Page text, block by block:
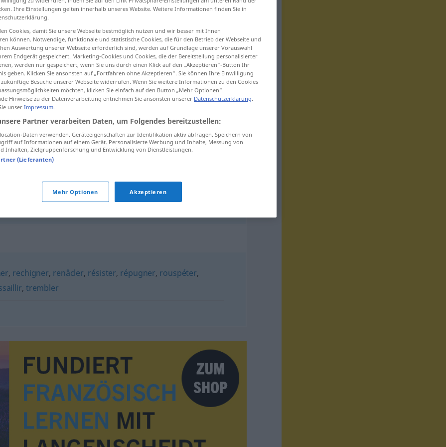
fairetiquerqn
sans tiquer
, rechigner, renâcler, résister, répugner, rouspéter,
, trembler
Ihre Einstellungen gelten innerhalb unseres Website. Weitere Informationen finden Sie in
Cookies, damit Sie unsere Webseite bestmöglich nutzen und wir besser mit Ihnen
können. Notwendige, funktionale und statistische Cookies, die für den Betrieb der Webseite und
Auswertung unserer Webseite erforderlich sind, werden auf Grundlage unserer Vorauswahl
Endgerät gespeichert. Marketing-Cookies und Cookies, die der Bereitstellung personalisierter
werden nur gespeichert, wenn Sie uns durch einen Klick auf den „Akzeptieren“-Button Ihr
geben. Klicken Sie ansonsten auf „Fortfahren ohne Akzeptieren“. Sie können Ihre Einwilligung
Besuche unserer Webseite widerrufen. Wenn Sie weitere Informationen zu den Cookies
möchten, klicken Sie einfach auf den Button „Mehr Optionen“.
Hinweise zu der Datenverarbeitung entnehmen Sie ansonsten unserer Datenschutzerklärung.
unser Impressum.
Partner verarbeiten Daten, um Folgendes bereitzustellen:
Daten verwenden. Geräteeigenschaften zur Identifikation aktiv abfragen. Speichern von
auf Informationen auf einem Gerät. Personalisierte Werbung und Inhalte, Messung von
Inhalten, Zielgruppenforschung und Entwicklung von Dienstleistungen.
(Lieferanten)
Mehr Optionen Akzeptieren